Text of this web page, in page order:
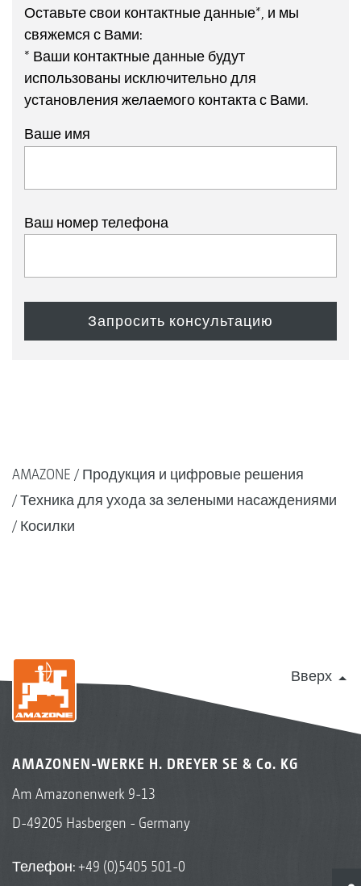
Оставьте свои контактные данные*, и мы
свяжемся с Вами:
* Ваши контактные данные будут
использованы исключительно для
установления желаемого контакта с Вами.
Ваше имя
Ваш номер телефона
AMAZONE
Продукция и цифровые решения
Техника для ухода за зелеными насаждениями
Косилки
Вверх
AMAZONEN-WERKE H. DREYER SE & Co. KG
Am Amazonenwerk 9-13
D-49205 Hasbergen - Germany
Телефон:+49 (0)5405 501-0